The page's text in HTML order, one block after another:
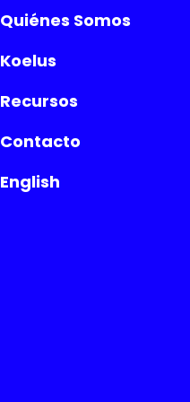
Quiénes Somos
Koelus
Recursos
Contacto
English